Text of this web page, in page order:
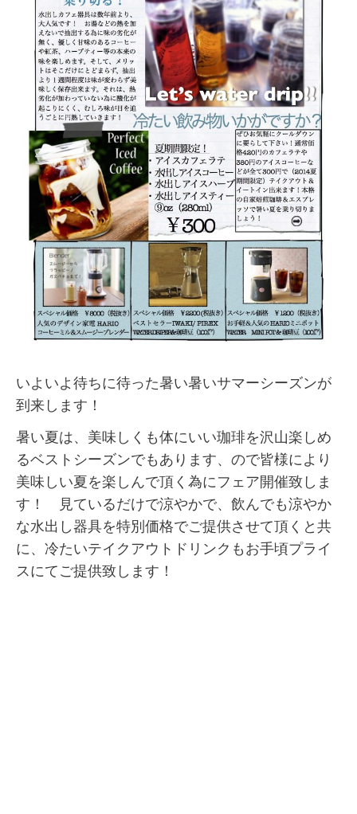
いよいよ待ちに待った暑い暑いサマーシーズンが
到来します！
暑い夏は、美味しくも体にいい珈琲を沢山楽しめ
るベストシーズンでもあります、ので皆様により
美味しい夏を楽しんで頂く為にフェア開催致しま
す！ 見ているだけで涼やかで、飲んでも涼やか
な水出し器具を特別価格でご提供させて頂くと共
に、冷たいテイクアウトドリンクもお手頃プライ
スにてご提供致します！